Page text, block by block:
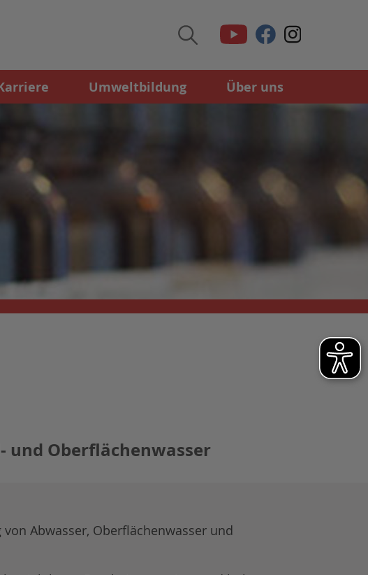
Umweltbildung Über uns
und Oberflächenwasser
Abwasser, Oberflächenwasser und